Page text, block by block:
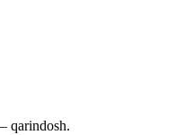
qarindosh.